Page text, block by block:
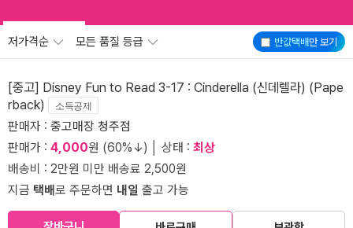
반값택배만 보기
저가격순 모든 품질 등급
[중고] Disney Fun to Read 3-17 : Cinderella (신데렐라) (Pape
rback)
소득공제
판매자 : 중고매장 청주점
판매가 : 4,000원 (60%↓) │ 상태 : 최상
배송비 : 2만원 미만 배송료 2,500원
지금 택배로 주문하면 내일 출고 가능